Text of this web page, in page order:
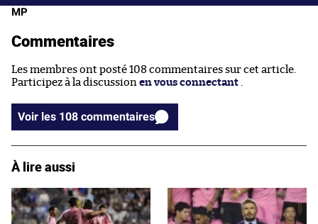
MP
Commentaires
Les membres ont posté 108 commentaires sur cet article.
Participez à la discussion en vous connectant
Voir les 108 commentaires
À lire aussi